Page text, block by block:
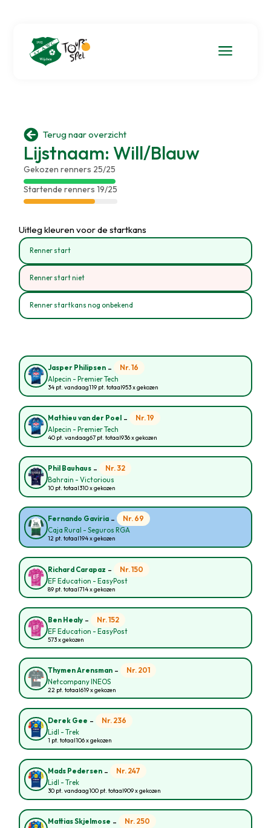
a
 Terug naar overzicht
Lijstnaam: Will/Blauw
Gekozen renners 25/25
Startende renners 19/25
Uitleg kleuren voor de startkans
Renner start
Renner start niet
Renner startkans nog onbekend
Jasper Philipsen - Nr. 16
Alpecin - Premier Tech
34 pt. vandaag119 pt. totaal953 x gekozen
Mathieu van der Poel - Nr. 19
Alpecin - Premier Tech
40 pt. vandaag67 pt. totaal936 x gekozen
Phil Bauhaus - Nr. 32
Bahrain - Victorious
10 pt. totaal310 x gekozen
Fernando Gaviria - Nr. 69
Caja Rural - Seguros RGA
12 pt. totaal194 x gekozen
Richard Carapaz - Nr. 150
EF Education - EasyPost
89 pt. totaal714 x gekozen
Ben Healy - Nr. 152
EF Education - EasyPost
573 x gekozen
Thymen Arensman - Nr. 201
Netcompany INEOS
22 pt. totaal619 x gekozen
Derek Gee - Nr. 236
Lidl - Trek
1 pt. totaal106 x gekozen
Mads Pedersen - Nr. 247
Lidl - Trek
30 pt. vandaag100 pt. totaal909 x gekozen
Mattias Skjelmose - Nr. 250